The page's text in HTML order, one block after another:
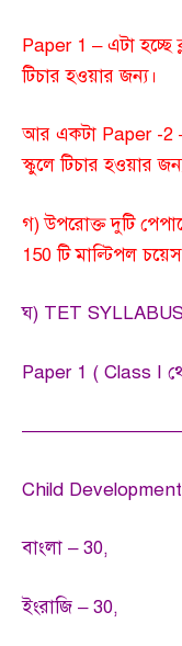
Paper 1 – এটা হচ্ছে
টিচার হওয়ার জন্য।
আর একটা Paper -2 –
স্কুলে টিচার হওয়ার
গ) উপরোক্ত দুটি
150 টি মাল্টিপল
ঘ) TET
Paper 1 ( Class I
Child
বাংলা – 30,
ইংরাজি – 30,